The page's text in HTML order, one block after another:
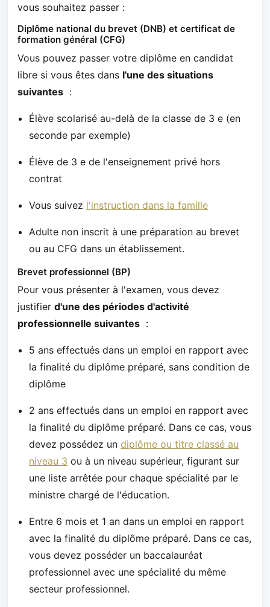
vous souhaitez passer :
Diplôme national du brevet (DNB) et certificat de
formation général (CFG)
Vous pouvez passer votre diplôme en candidat
libre si vous êtes dans l'une des situations
suivantes :
Élève scolarisé au-delà de la classe de 3 e (en
seconde par exemple)
Élève de 3 e de l'enseignement privé hors
contrat
Vous suivez l'instruction dans la famille
Adulte non inscrit à une préparation au brevet
ou au CFG dans un établissement.
Brevet professionnel (BP)
Pour vous présenter à l'examen, vous devez
justifier d'une des périodes d'activité
professionnelle suivantes :
5 ans effectués dans un emploi en rapport avec
la finalité du diplôme préparé, sans condition de
diplôme
2 ans effectués dans un emploi en rapport avec
la finalité du diplôme préparé. Dans ce cas, vous
devez possédez undiplôme ou titre classé au
niveau 3 ou à un niveau supérieur, figurant sur
une liste arrêtée pour chaque spécialité par le
ministre chargé de l'éducation.
Entre 6 mois et 1 an dans un emploi en rapport
avec la finalité du diplôme préparé. Dans ce cas,
vous devez posséder un baccalauréat
professionnel avec une spécialité du même
secteur professionnel.